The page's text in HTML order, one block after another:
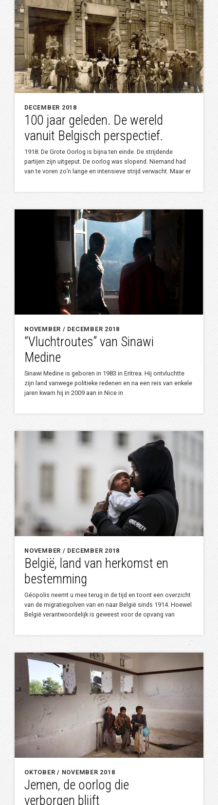
DECEMBER 2018
100 jaar geleden. De wereld
vanuit Belgisch perspectief.
1918. De Grote Oorlog is bijna ten einde. De strijdende
partijen zijn uitgeput. De oorlog was slopend. Niemand had
van te voren zo’n lange en intensieve strijd verwacht. Maar er
NOVEMBER / DECEMBER 2018
“Vluchtroutes” van Sinawi
Medine
Sinawi Medine is geboren in 1983 in Eritrea. Hij ontvluchtte
zijn land vanwege politieke redenen en na een reis van enkele
jaren kwam hij in 2009 aan in Nice in
NOVEMBER / DECEMBER 2018
België, land van herkomst en
bestemming
Géopolis neemt u mee terug in de tijd en toont een overzicht
van de migratiegolven van en naar België sinds 1914. Hoewel
België verantwoordelijk is geweest voor de opvang van
OKTOBER / NOVEMBER 2018
Jemen, de oorlog die
verborgen blijft